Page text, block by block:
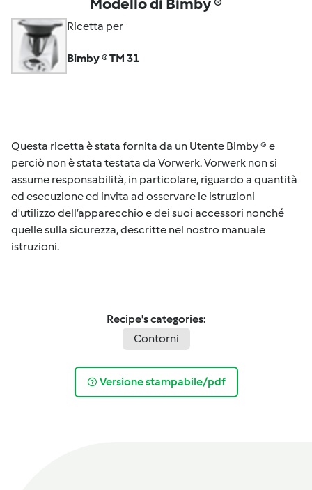
Ricetta per
Bimby ® TM 31
Questa ricetta è stata fornita da un Utente Bimby ® e
perciò non è stata testata da Vorwerk. Vorwerk non si
assume responsabilità, in particolare, riguardo a quantità
ed esecuzione ed invita ad osservare le istruzioni
d'utilizzo dell’apparecchio e dei suoi accessori nonché
quelle sulla sicurezza, descritte nel nostro manuale
istruzioni.
Recipe's categories:
Contorni
Versione stampabile/pdf